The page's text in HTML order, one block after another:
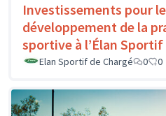
Investissements pour le
développement de la
sportive à l’Élan Sportif
Elan Sportif de Chargé 0 0